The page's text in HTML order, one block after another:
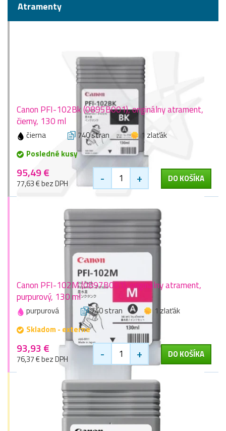
Atramenty
Canon PFI-102Bk (0895B001), originálny atrament,
čierny, 130 ml
čierna 740 stran
1 zlaťák
Posledné kusy
95,49 €
77,63 € bez DPH - + DO KOŠÍKA
Canon PFI-102M (0897B001), originálny atrament,
purpurový, 130 ml
purpurová 740 stran
1 zlaťák
Skladom - externe
93,93 €
76,37 € bez DPH - + DO KOŠÍKA